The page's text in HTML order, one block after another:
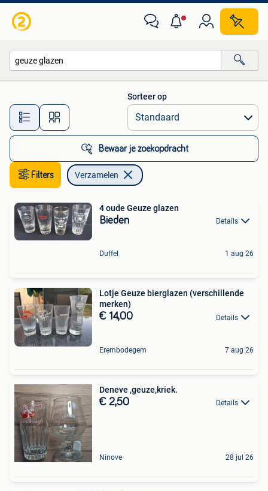
Alle afstanden…
Sorteer op
Bewaar je zoekopdracht
Filters Verzamelen
4 oude Geuze glazen
Bieden Details
Duffel 1 aug 26
Lotje Geuze bierglazen (verschillende
merken)
€ 14,00 Details
Erembodegem 7 aug 26
Deneve ,geuze,kriek.
€ 2,50 Details
Ninove 28 jul 26